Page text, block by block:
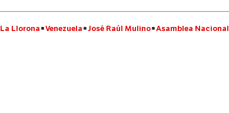
La Llorona Venezuela José Raúl Mulino Asamblea Nacional